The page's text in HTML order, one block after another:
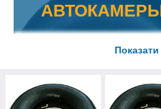
підприємств та
юридичних осіб до